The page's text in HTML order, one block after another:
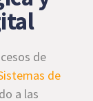
de
de
a las